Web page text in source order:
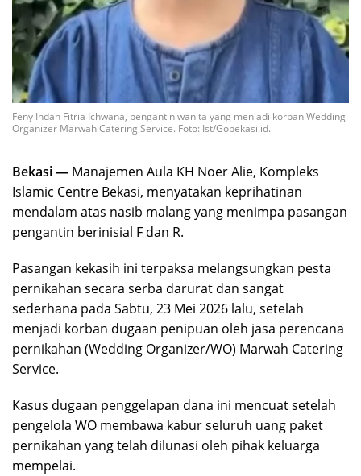
Feny Indah Fitria Ichwana, pengantin wanita yang menjadi korban Wedding
Organizer Marwah Catering Service. Foto: Ist/Gobekasi.id.
Bekasi — Manajemen Aula KH Noer Alie, Kompleks
Islamic Centre Bekasi, menyatakan keprihatinan
mendalam atas nasib malang yang menimpa pasangan
pengantin berinisial F dan R.
Pasangan kekasih ini terpaksa melangsungkan pesta
pernikahan secara serba darurat dan sangat
sederhana pada Sabtu, 23 Mei 2026 lalu, setelah
menjadi korban dugaan penipuan oleh jasa perencana
pernikahan (Wedding Organizer/WO) Marwah Catering
Service.
Kasus dugaan penggelapan dana ini mencuat setelah
pengelola WO membawa kabur seluruh uang paket
pernikahan yang telah dilunasi oleh pihak keluarga
mempelai.